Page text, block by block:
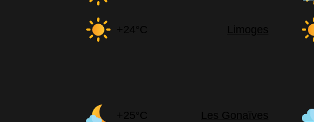
+24°C Limoges
+25°C Les Gonaïves